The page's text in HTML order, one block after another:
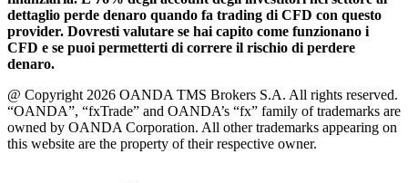
dettaglio perde denaro quando fa trading di CFD con questo
provider. Dovresti valutare se hai capito come funzionano i
CFD e se puoi permetterti di correre il rischio di perdere
denaro.
@ Copyright 2026 OANDA TMS Brokers S.A. All rights reserved.
“OANDA”, “fxTrade” and OANDA’s “fx” family of trademarks are
owned by OANDA Corporation. All other trademarks appearing on
this website are the property of their respective owner.